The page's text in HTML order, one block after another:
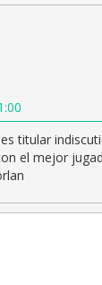
titular
el mejor